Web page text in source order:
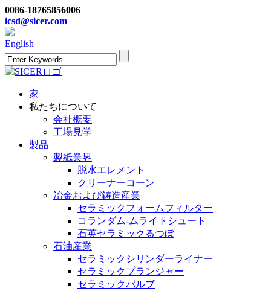
0086-18765856006
icsd@sicer.com
English
家
私たちについて
会社概要
工場見学
製品
製紙業界
脱水エレメント
クリーナーコーン
冶金および鋳造産業
セラミックフォームフィルター
コランダム-ムライトシュート
石英セラミックるつぼ
石油産業
セラミックシリンダーライナー
セラミックプランジャー
セラミックバルブ